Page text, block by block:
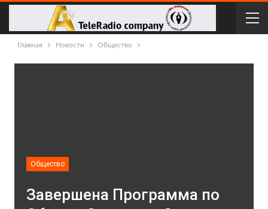
Главная Новости Общество
Общество
Завершена Программа по